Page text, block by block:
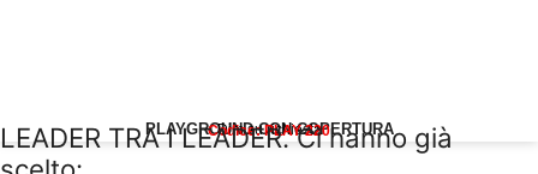
PLAYGROUND CON COPERTURA
Dim.su richiesta
Codice: PLAY 220
LEADER TRA I LEADER. Ci hanno già